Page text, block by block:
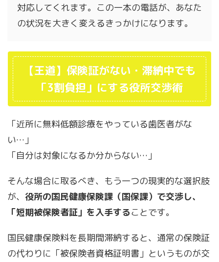
対応してくれます。この一本の電話が、あなた
の状況を大きく変えるきっかけになります。
【王道】保険証がない・滞納中でも
「3割負担」にする役所交渉術
「近所に無料低額診療をやっている歯医者がな
い…」
「自分は対象になるか分からない…」
そんな場合に取るべき、もう一つの現実的な選択肢
が、 役所の国民健康保険課（国保課）で交渉し、
「短期被保険者証」を入手することです。
国民健康保険料を長期間滞納すると、通常の保険証
の代わりに「被保険者資格証明書」というものが交